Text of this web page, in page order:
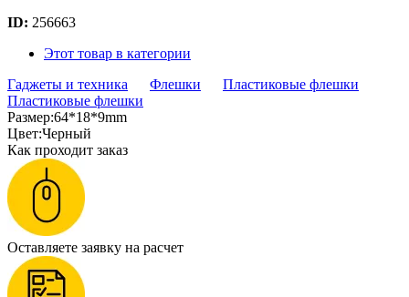
ID: 256663
Этот товар в категории
Гаджеты и техника
Флешки
Пластиковые флешки
Пластиковые флешки
Размер:64*18*9mm
Цвет:Черный
Как проходит заказ
Оставляете заявку на расчет